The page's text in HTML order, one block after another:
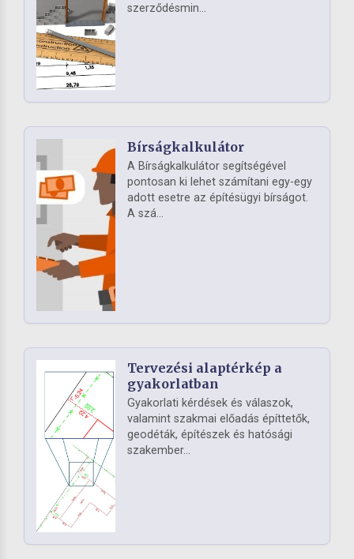
szerződésmin...
Bírságkalkulátor
A Bírságkalkulátor segítségével
pontosan ki lehet számítani egy-egy
adott esetre az építésügyi bírságot.
A szá...
Tervezési alaptérkép a
gyakorlatban
Gyakorlati kérdések és válaszok,
valamint szakmai előadás építtetők,
geodéták, építészek és hatósági
szakember...